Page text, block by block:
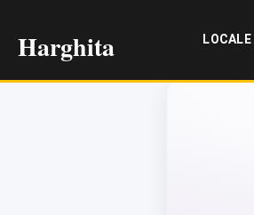
Harghita LOCALE